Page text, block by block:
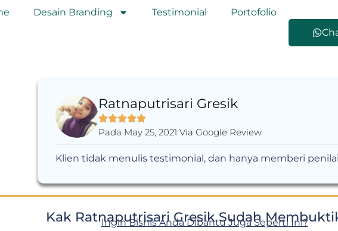
Desain Branding Testimonial
Portofolio
Ratnaputrisari Gresik
Pada May 25, 2021 Via Google Review
Klien tidak menulis testimonial, dan hanya memberi
Kak Ratnaputrisari Gresik Sudah
Ingin Bisnis Anda Dibantu Juga Seperti Ini?